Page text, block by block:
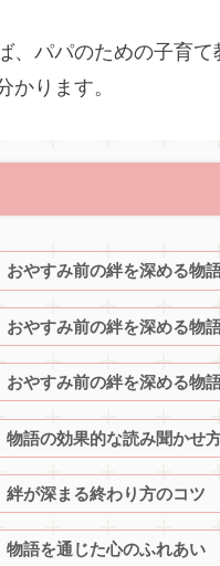
、パパのための子育
かります。
おやすみ前の絆を深める物
おやすみ前の絆を深める物
おやすみ前の絆を深める物
物語の効果的な読み聞かせ
絆が深まる終わり方のコツ
物語を通じた心のふれあい